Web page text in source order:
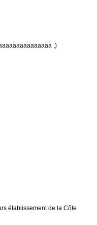
;)
établissement de la Côte